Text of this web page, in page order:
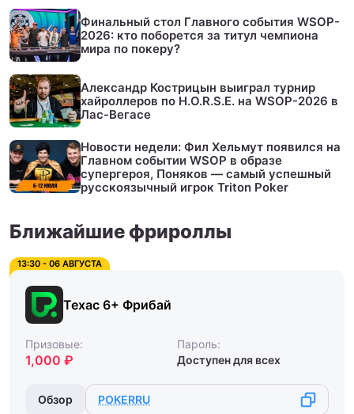
Финальный стол Главного события WSOP-
2026: кто поборется за титул чемпиона
мира по покеру?
Александр Кострицын выиграл турнир
хайроллеров по H.O.R.S.E. на WSOP-2026 в
Лас-Вегасе
Новости недели: Фил Хельмут появился на
Главном событии WSOP в образе
супергероя, Поняков — самый успешный
русскоязычный игрок Triton Poker
Ближайшие фрироллы
13:30 - 06 АВГУСТА
Техас 6+ Фрибай
Призовые:
1,000 ₽
Пароль:
Доступен для всех
Обзор POKERRU